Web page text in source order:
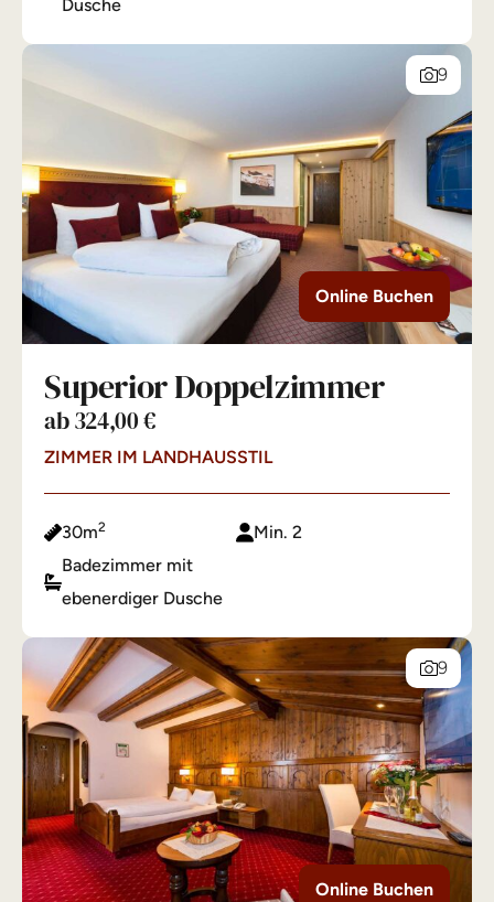
Dusche
9
Online Buchen
Superior Doppelzimmer
ab 324,00 €
ZIMMER IM LANDHAUSSTIL
30m2
Min. 2
Badezimmer mit
ebenerdiger Dusche
9
Online Buchen